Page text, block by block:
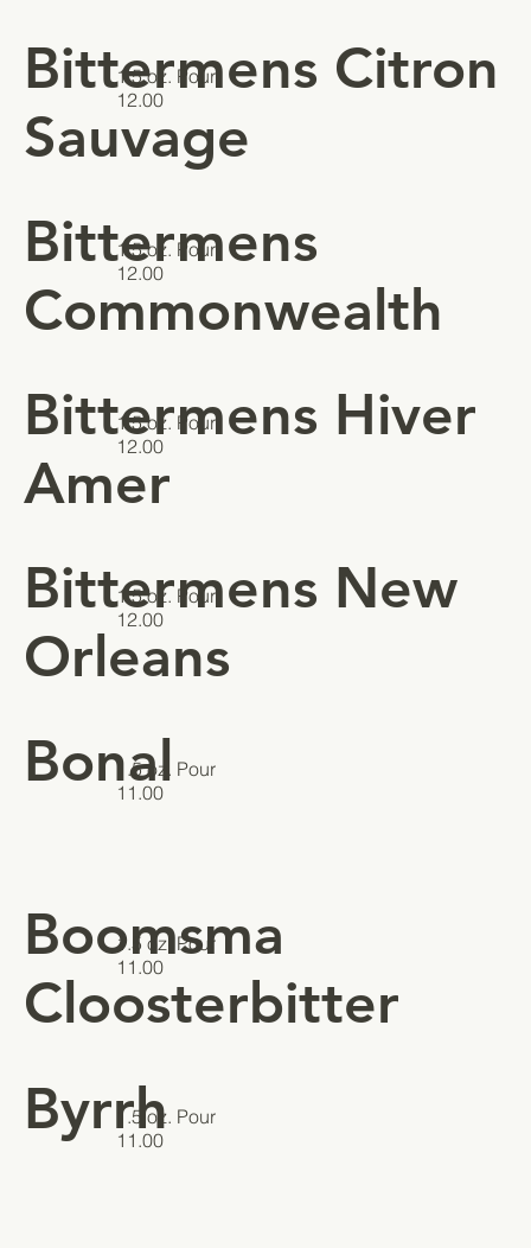
Bittermens Citron
Sauvage
1.5 oz. Pour
12.00
Bittermens
Commonwealth
1.5 oz. Pour
12.00
Bittermens Hiver
Amer
1.5 oz. Pour
12.00
Bittermens New
Orleans
1.5 oz. Pour
12.00
Bonal
1.5 oz. Pour
11.00
Boomsma
Cloosterbitter
1.5 oz. Pour
11.00
Byrrh1.5 oz. Pour
11.00